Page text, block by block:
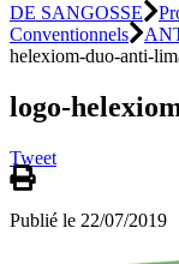
DE SANGOSSE
Conventionnels
helexiom-duo-anti-
logo-
Tweet
Publié le 22/07/2019